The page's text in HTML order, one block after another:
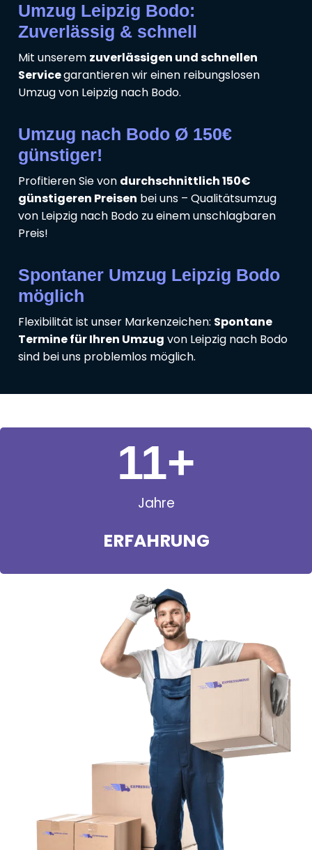
Umzug Leipzig Bodo:
Zuverlässig & schnell
Mit unserem zuverlässigen und schnellen
Servicegarantieren wir einen reibungslosen
Umzug von Leipzig nach Bodo.
Umzug nach Bodo Ø 150€
günstiger!
Profitieren Sie von durchschnittlich 150€
günstigeren Preisen bei uns – Qualitätsumzug
von Leipzig nach Bodo zu einem unschlagbaren
Preis!
Spontaner Umzug Leipzig Bodo
möglich
Flexibilität ist unser Markenzeichen: Spontane
Termine für Ihren Umzug von Leipzig nach Bodo
sind bei uns problemlos möglich.
Jahre
ERFAHRUNG
11+